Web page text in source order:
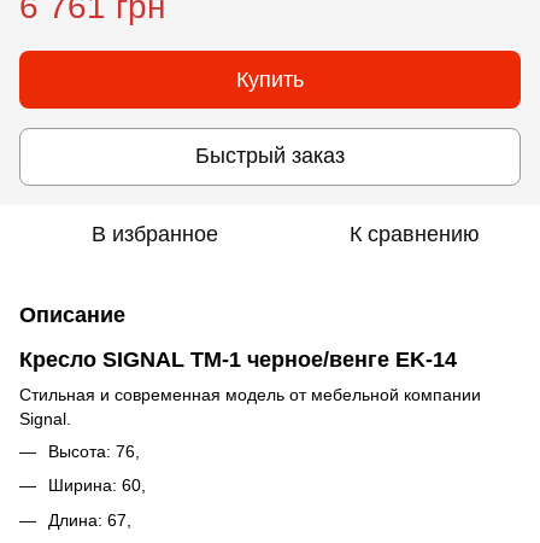
Купить
Быстрый заказ
В избранное К сравнению
Описание
Кресло SIGNAL TM-1 черное/венге EK-14
Стильная и современная модель от мебельной компании
Signal.
Высота: 76,
Ширина: 60,
Длина: 67,